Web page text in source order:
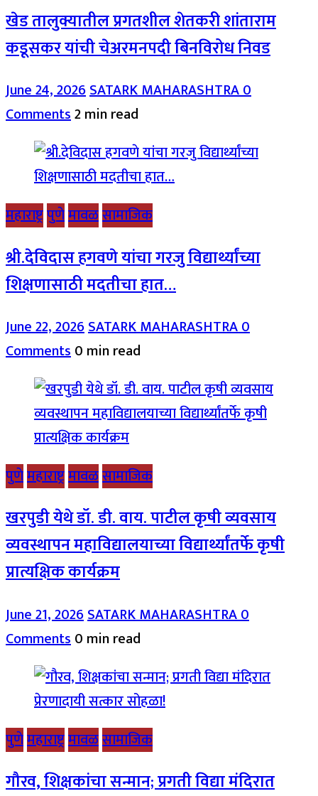
खेड तालुक्यातील प्रगतशील शेतकरी शांताराम
कडूसकर यांची चेअरमनपदी बिनविरोध निवड
June 24, 2026SATARK MAHARASHTRA0
Comments2 min read
महाराष्ट्रपुणेमावळसामाजिक
श्री.देविदास हगवणे यांचा गरजु विद्यार्थ्यांच्या
शिक्षणासाठी मदतीचा हात…
June 22, 2026SATARK MAHARASHTRA0
Comments0 min read
पुणेमहाराष्ट्रमावळसामाजिक
खरपुडी येथे डॉ. डी. वाय. पाटील कृषी व्यवसाय
व्यवस्थापन महाविद्यालयाच्या विद्यार्थ्यांतर्फे कृषी
प्रात्यक्षिक कार्यक्रम
June 21, 2026SATARK MAHARASHTRA0
Comments0 min read
पुणेमहाराष्ट्रमावळसामाजिक
गौरव, शिक्षकांचा सन्मान; प्रगती विद्या मंदिरात